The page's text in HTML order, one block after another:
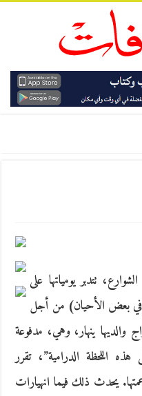
تتدبر يومياتها على
في بعض الأحيان) من أجل
والديها ينهار، وهي، مدفوعة
اللحظة الدرامية”، تقرر
يحدث ذلك فيما انهيارات